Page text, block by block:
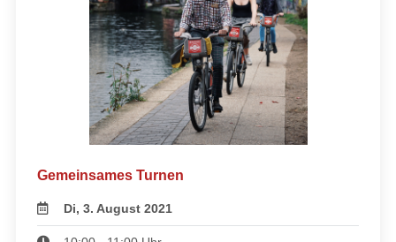
Gemeinsames Turnen
Di, 3. August 2021